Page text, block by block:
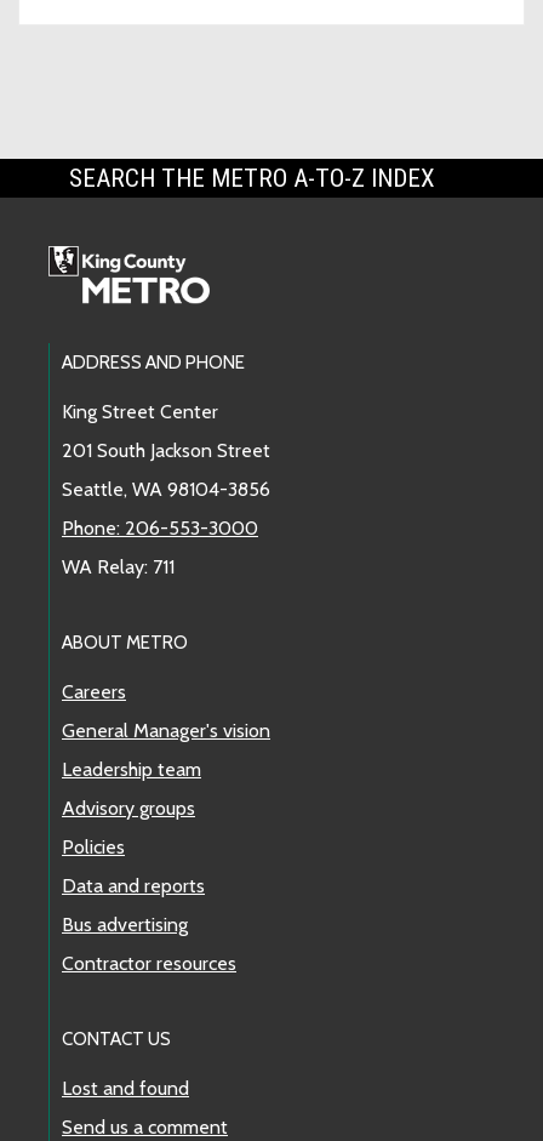
SEARCH THE METRO A-TO-Z INDEX
Footer Links
ADDRESS AND PHONE
King Street Center
201 South Jackson Street
Seattle, WA 98104-3856
Phone: 206-553-3000
WA Relay: 711
ABOUT METRO
Careers
General Manager's vision
Leadership team
Advisory groups
Policies
Data and reports
Bus advertising
Contractor resources
CONTACT US
Lost and found
Send us a comment